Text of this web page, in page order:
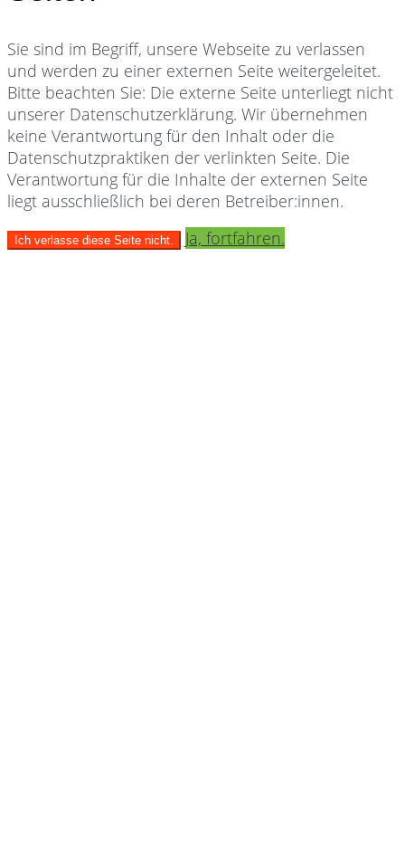
Sie sind im Begriff, unsere Webseite zu verlassen
und werden zu einer externen Seite weitergeleitet.
Bitte beachten Sie: Die externe Seite unterliegt nicht
unserer Datenschutzerklärung. Wir übernehmen
keine Verantwortung für den Inhalt oder die
Datenschutzpraktiken der verlinkten Seite. Die
Verantwortung für die Inhalte der externen Seite
liegt ausschließlich bei deren Betreiber:innen.
Ich verlasse diese Seite nicht. Ja, fortfahren.